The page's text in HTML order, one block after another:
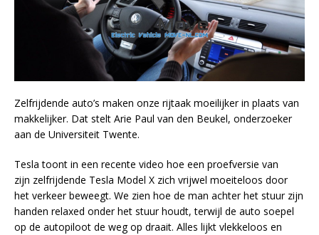
Zelfrijdende auto’s maken onze rijtaak moeilijker in plaats van
makkelijker. Dat stelt Arie Paul van den Beukel, onderzoeker
aan de Universiteit Twente.
Tesla toont in een recente video hoe een proefversie van
zijn zelfrijdende Tesla Model X zich vrijwel moeiteloos door
het verkeer beweegt. We zien hoe de man achter het stuur zijn
handen relaxed onder het stuur houdt, terwijl de auto soepel
op de autopiloot de weg op draait. Alles lijkt vlekkeloos en